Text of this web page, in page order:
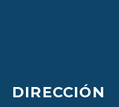
DIRECCIÓN